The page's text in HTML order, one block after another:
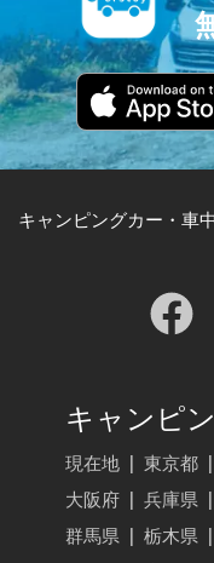
キャンピングカー・車
キャンピ
現在地 東京都
大阪府
兵庫県
群馬県
栃木県